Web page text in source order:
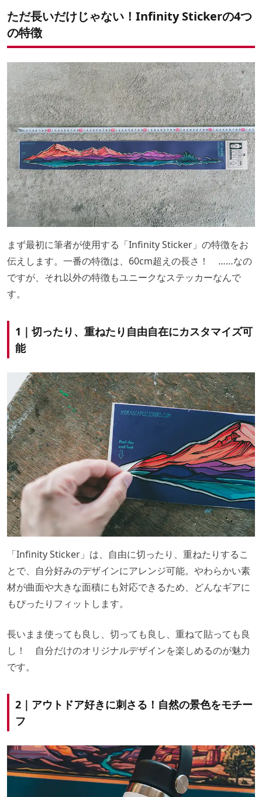
ただ長いだけじゃない！Infinity Stickerの4つ
の特徴
まず最初に筆者が使用する「Infinity Sticker」の特徴をお
伝えします。一番の特徴は、60cm超えの長さ！ ……なの
ですが、それ以外の特徴もユニークなステッカーなんで
す。
1｜切ったり、重ねたり自由自在にカスタマイズ可
能
「Infinity Sticker」は、自由に切ったり、重ねたりするこ
とで、自分好みのデザインにアレンジ可能。やわらかい素
材が曲面や大きな面積にも対応できるため、どんなギアに
もぴったりフィットします。
長いまま使っても良し、切っても良し、重ねて貼っても良
し！ 自分だけのオリジナルデザインを楽しめるのが魅力
です。
2｜アウトドア好きに刺さる！自然の景色をモチー
フ